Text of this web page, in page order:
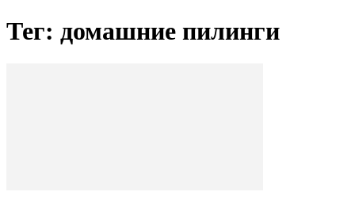
Тег: домашние пилинги